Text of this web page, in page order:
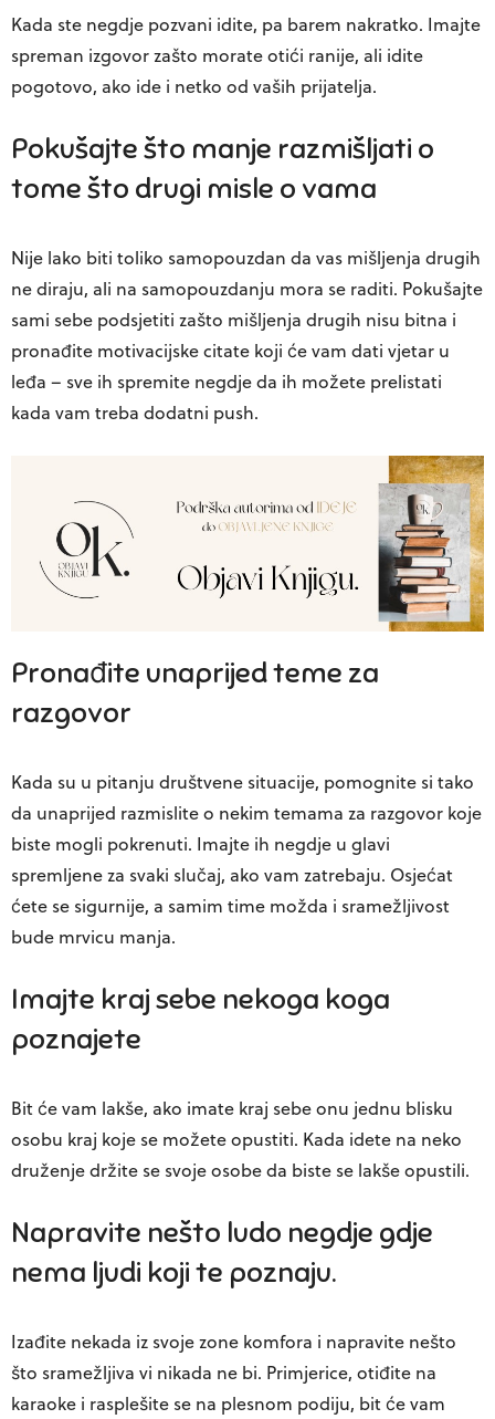
Kada ste negdje pozvani idite, pa barem nakratko. Imajte
spreman izgovor zašto morate otići ranije, ali idite
pogotovo, ako ide i netko od vaših prijatelja.
Pokušajte što manje razmišljati o
tome što drugi misle o vama
Nije lako biti toliko samopouzdan da vas mišljenja drugih
ne diraju, ali na samopouzdanju mora se raditi. Pokušajte
sami sebe podsjetiti zašto mišljenja drugih nisu bitna i
pronađite motivacijske citate koji će vam dati vjetar u
leđa – sve ih spremite negdje da ih možete prelistati
kada vam treba dodatni push.
Pronađite unaprijed teme za
razgovor
Kada su u pitanju društvene situacije, pomognite si tako
da unaprijed razmislite o nekim temama za razgovor koje
biste mogli pokrenuti. Imajte ih negdje u glavi
spremljene za svaki slučaj, ako vam zatrebaju. Osjećat
ćete se sigurnije, a samim time možda i sramežljivost
bude mrvicu manja.
Imajte kraj sebe nekoga koga
poznajete
Bit će vam lakše, ako imate kraj sebe onu jednu blisku
osobu kraj koje se možete opustiti. Kada idete na neko
druženje držite se svoje osobe da biste se lakše opustili.
Napravite nešto ludo negdje gdje
nema ljudi koji te poznaju.
Izađite nekada iz svoje zone komfora i napravite nešto
što sramežljiva vi nikada ne bi. Primjerice, otiđite na
karaoke i rasplešite se na plesnom podiju, bit će vam